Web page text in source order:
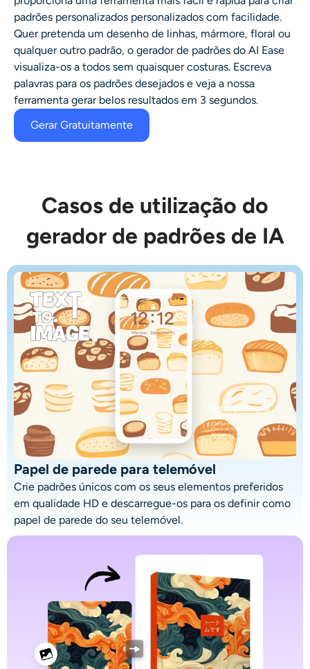
Criador de fotos para passaporte
Ferramentas de vídeo
Efeitos de vídeo
Removedor de Marca-d'água de Vídeo
padrões personalizados personalizados com facilidade.
Quer pretenda um desenho de linhas, mármore, floral ou
qualquer outro padrão, o gerador de padrões do AI Ease
visualiza-os a todos sem quaisquer costuras. Escreva
palavras para os padrões desejados e veja a nossa
ferramenta gerar belos resultados em 3 segundos.
Gerar Gratuitamente
Casos de utilização do
gerador de padrões de IA
Papel de parede para telemóvel
Crie padrões únicos com os seus elementos preferidos
em qualidade HD e descarregue-os para os definir como
papel de parede do seu telemóvel.